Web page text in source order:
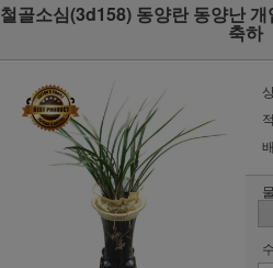
철골소심(3d158) 동양란 동양난
축하